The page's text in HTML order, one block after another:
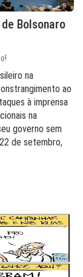
Bolsonaro
na
ao
à imprensa
na
governo sem
de setembro,